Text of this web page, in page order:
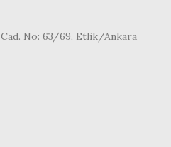
No: 63/69, Etlik/Ankara